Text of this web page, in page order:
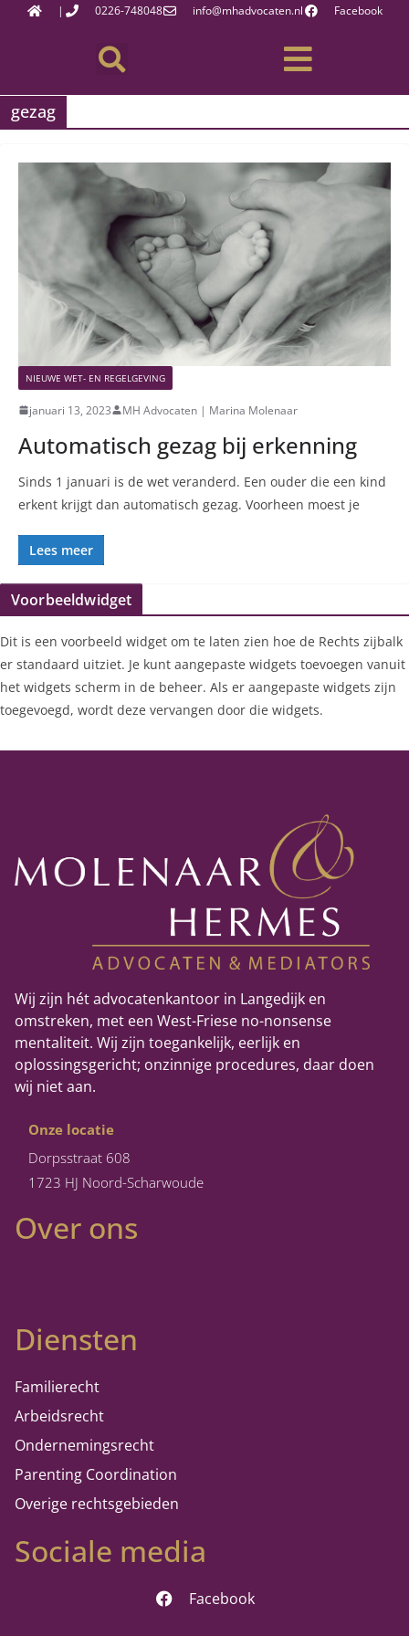
| 0226-748048 info@mhadvocaten.nl Facebook
gezag
NIEUWE WET- EN REGELGEVING
januari 13, 2023 MH Advocaten | Marina Molenaar
Automatisch gezag bij erkenning
Sinds 1 januari is de wet veranderd. Een ouder die een kind
erkent krijgt dan automatisch gezag. Voorheen moest je
Lees meer
Voorbeeldwidget
Dit is een voorbeeld widget om te laten zien hoe de Rechts zijbalk
er standaard uitziet. Je kunt aangepaste widgets toevoegen vanuit
het widgets scherm in de beheer. Als er aangepaste widgets zijn
toegevoegd, wordt deze vervangen door die widgets.
Wij zijn hét advocatenkantoor in Langedijk en
omstreken, met een West-Friese no-nonsense
mentaliteit. Wij zijn toegankelijk, eerlijk en
oplossingsgericht; onzinnige procedures, daar doen
wij niet aan.
Onze locatie
Dorpsstraat 608
1723 HJ Noord-Scharwoude
Over ons
Diensten
Familierecht
Arbeidsrecht
Ondernemingsrecht
Parenting Coordination
Overige rechtsgebieden
Sociale media
Facebook